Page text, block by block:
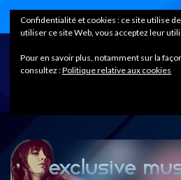
Home
Confidentialité et cookies : ce site utilise
utiliser ce site Web, vous acceptez leur
Pour en savoir plus, notamment sur la
consultez :Politique relative aux cookies